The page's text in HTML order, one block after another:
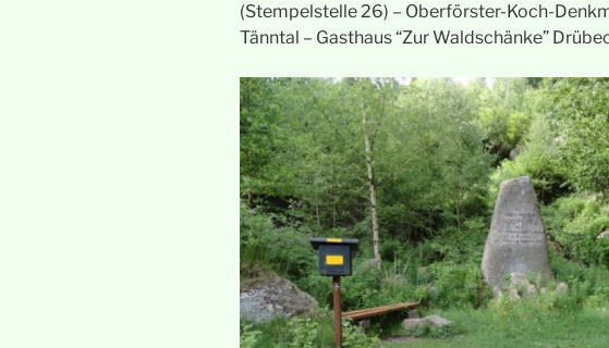
(Stempelstelle 26) – Oberförster-Koch-
Tänntal – Gasthaus “Zur Waldschänke”